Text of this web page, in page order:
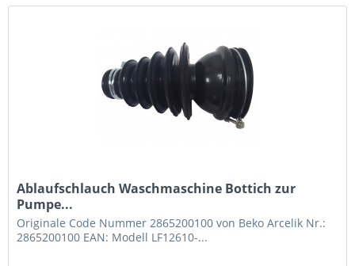
Ablaufschlauch Waschmaschine Bottich zur
Pumpe...
Originale Code Nummer 2865200100 von Beko Arcelik Nr.:
2865200100 EAN: Modell LF12610-...